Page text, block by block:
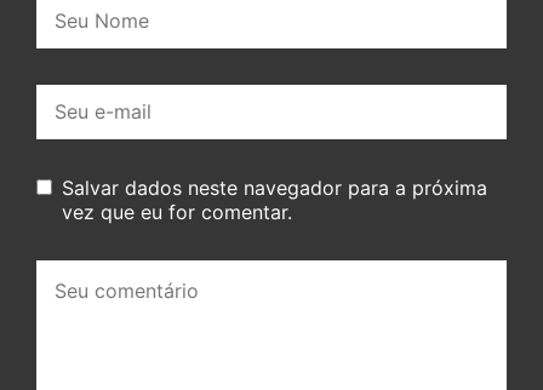
mail:
Salvar dados neste navegador para a próxima
vez que eu for comentar.
comentário: